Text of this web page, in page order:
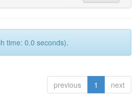
time: 0.0 seconds).
previous 1 next